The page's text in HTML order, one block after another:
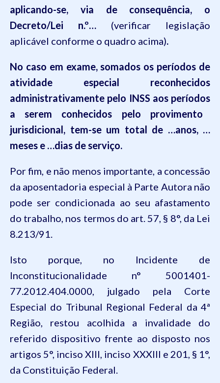
aplicando-se, via de consequência, o
Decreto/Lei n.º… (verificar legislação
aplicável conforme o quadro acima).
No caso em exame, somados os períodos de
atividade especial reconhecidos
administrativamente pelo INSS aos períodos
a serem conhecidos pelo provimento
jurisdicional, tem-se um total de …anos, …
meses e …dias de serviço.
Por fim, e não menos importante, a concessão
da aposentadoria especial à Parte Autora não
pode ser condicionada ao seu afastamento
do trabalho, nos termos do art. 57, § 8°, da Lei
8.213/91.
Isto porque, no Incidente de
Inconstitucionalidade n° 5001401-
77.2012.404.0000, julgado pela Corte
Especial do Tribunal Regional Federal da 4ª
Região, restou acolhida a invalidade do
referido dispositivo frente ao disposto nos
artigos 5°, inciso XIII, inciso XXXIII e 201, § 1°,
da Constituição Federal.